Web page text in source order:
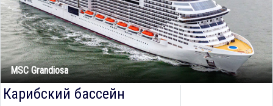
MSC Grandiosa
Карибский бассейн